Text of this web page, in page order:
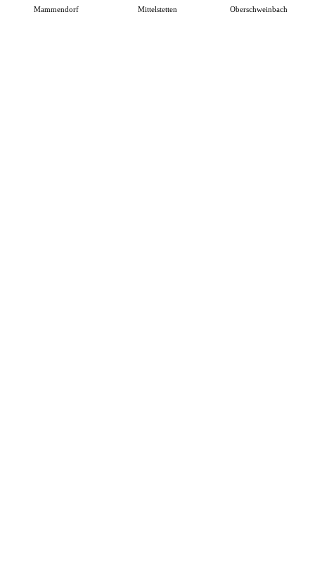
Mammendorf Mittelstetten Oberschweinbach